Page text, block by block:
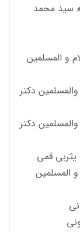
سید محمد
و المسلمین
دکتر
دکتر
يثربي قمي
المسلمین